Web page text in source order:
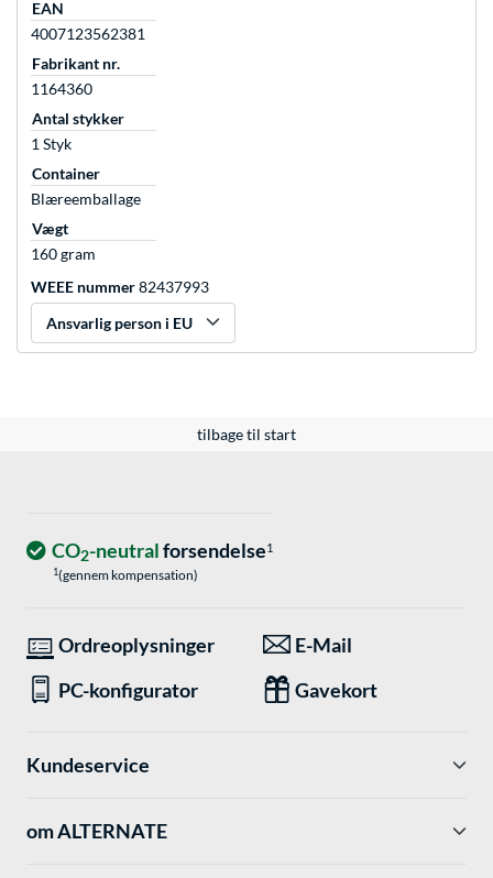
EAN
4007123562381
Fabrikant nr.
1164360
Antal stykker
1 Styk
Container
Blæreemballage
Vægt
160 gram
WEEE nummer82437993
Ansvarlig person i EU
tilbage til start
CO2-neutralforsendelse1
1(gennem kompensation)
Ordreoplysninger
E-Mail
PC-konfigurator
Gavekort
Kundeservice
om ALTERNATE